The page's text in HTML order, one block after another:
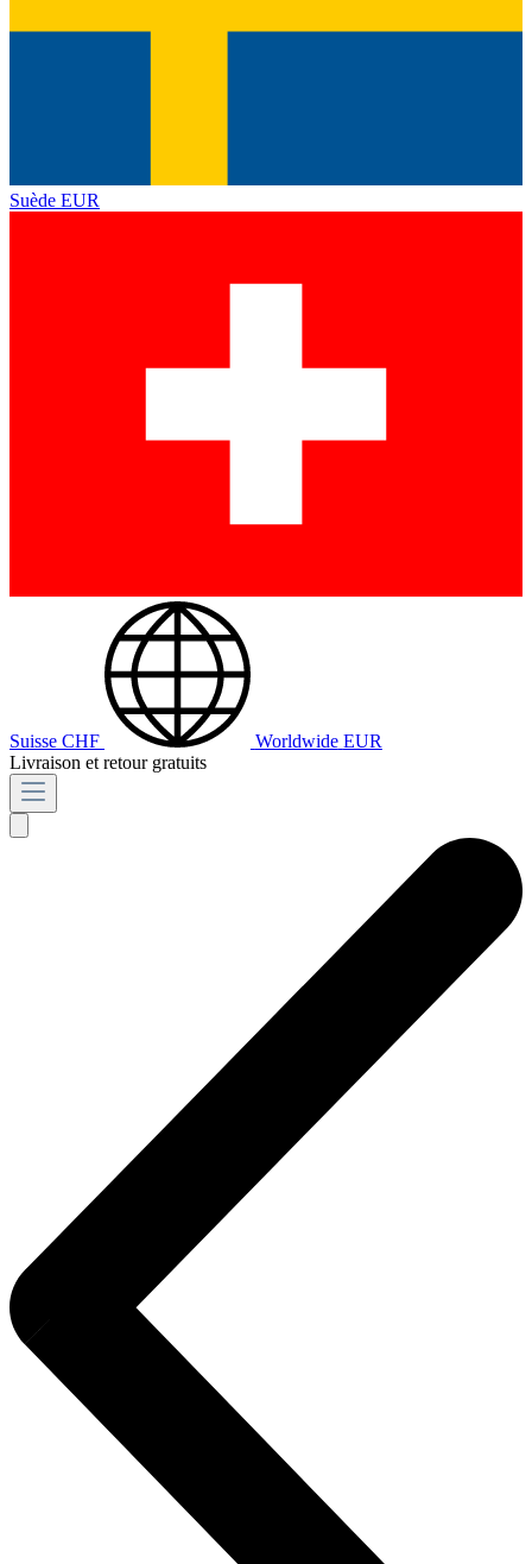
Suède EUR
Suisse CHF Worldwide EUR
Livraison et retour gratuits